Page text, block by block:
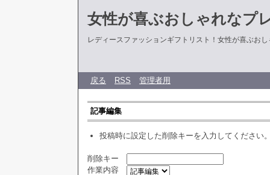
女性が喜ぶおしゃれなプ
レディースファッションギフトリスト！女性が喜ぶお
戻る RSS 管理者用
記事編集
投稿時に設定した削除キーを入力してください
削除キー
作業内容